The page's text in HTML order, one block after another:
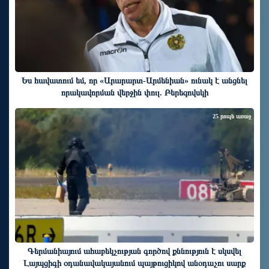
Ես հավատում եմ, որ «Արարարտ-Արմենիան» ունակ է անցնել
որակավորման վերջին փուլ. Բերեզովսկի
Գերմանիայում ահաբեկչության գործով քննություն է սկսվել
Լայպցիգի օդանավակայանում պայթուցիկով անօդաչու սարք
25 րոպե առաջ